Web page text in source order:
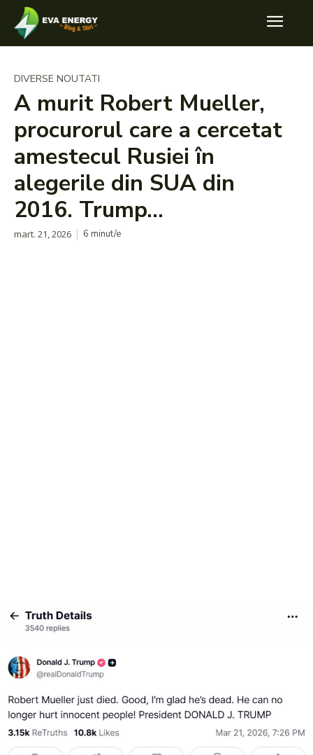
DIVERSE NOUTATI
A murit Robert Mueller,
procurorul care a cercetat
amestecul Rusiei în
alegerile din SUA din
2016. Trump…
mart. 21, 2026 6 minut/e